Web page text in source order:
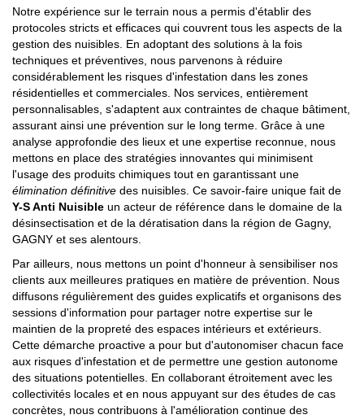
Notre expérience sur le terrain nous a permis d'établir des
protocoles stricts et efficaces qui couvrent tous les aspects de la
gestion des nuisibles. En adoptant des solutions à la fois
techniques et préventives, nous parvenons à réduire
considérablement les risques d'infestation dans les zones
résidentielles et commerciales. Nos services, entièrement
personnalisables, s'adaptent aux contraintes de chaque bâtiment,
assurant ainsi une prévention sur le long terme. Grâce à une
analyse approfondie des lieux et une expertise reconnue, nous
mettons en place des stratégies innovantes qui minimisent
l'usage des produits chimiques tout en garantissant une
élimination définitive des nuisibles. Ce savoir-faire unique fait de
Y-S Anti Nuisible un acteur de référence dans le domaine de la
désinsectisation et de la dératisation dans la région de Gagny,
GAGNY et ses alentours.
Par ailleurs, nous mettons un point d'honneur à sensibiliser nos
clients aux meilleures pratiques en matière de prévention. Nous
diffusons régulièrement des guides explicatifs et organisons des
sessions d'information pour partager notre expertise sur le
maintien de la propreté des espaces intérieurs et extérieurs.
Cette démarche proactive a pour but d'autonomiser chacun face
aux risques d'infestation et de permettre une gestion autonome
des situations potentielles. En collaborant étroitement avec les
collectivités locales et en nous appuyant sur des études de cas
concrètes, nous contribuons à l'amélioration continue des